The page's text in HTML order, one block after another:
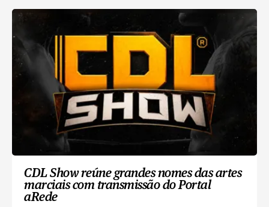
CDL Show reúne grandes nomes das artes
marciais com transmissão do Portal
aRede